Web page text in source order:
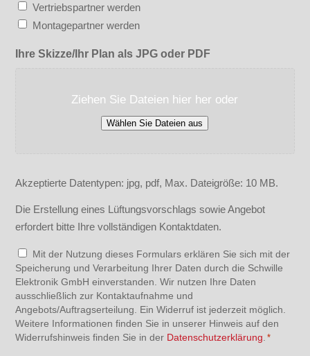
Vertriebspartner werden
Montagepartner werden
Ihre Skizze/Ihr Plan als JPG oder PDF
Ziehen Sie Dateien hier her oder
Wählen Sie Dateien aus
Akzeptierte Datentypen: jpg, pdf, Max. Dateigröße: 10 MB.
Die Erstellung eines Lüftungsvorschlags sowie Angebot
erfordert bitte Ihre vollständigen Kontaktdaten.
Datenschutz
*
Mit der Nutzung dieses Formulars erklären Sie sich mit der
Speicherung und Verarbeitung Ihrer Daten durch die Schwille
Elektronik GmbH einverstanden. Wir nutzen Ihre Daten
ausschließlich zur Kontaktaufnahme und
Angebots/Auftragserteilung. Ein Widerruf ist jederzeit möglich.
Weitere Informationen finden Sie in unserer Hinweis auf den
Widerrufshinweis finden Sie in der Datenschutzerklärung *